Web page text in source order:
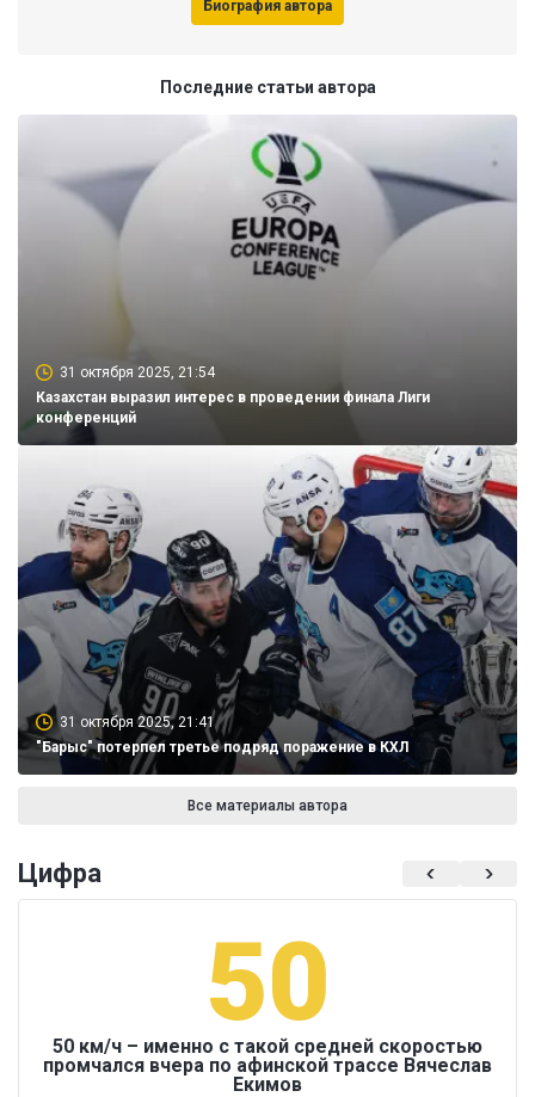
Биография автора
Последние статьи автора
31 октября 2025, 21:54
Казахстан выразил интерес в проведении финала Лиги
конференций
31 октября 2025, 21:41
"Барыс" потерпел третье подряд поражение в КХЛ
Все материалы автора
Цифра
50
50 км/ч – именно с такой средней скоростью
промчался вчера по афинской трассе Вячеслав
Екимов